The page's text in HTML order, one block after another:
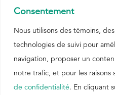
Consentement
Nous utilisons des témoins,
technologies de suivi pour
navigation, proposer un
notre trafic, et pour les raisons
de confidentialité. En cliquant
de la poix
ANGLAIS